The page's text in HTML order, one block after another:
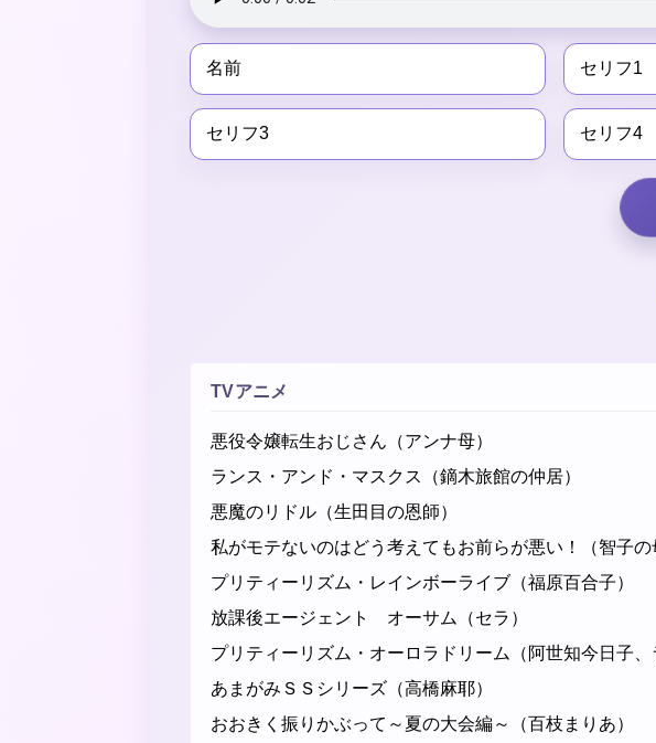
名前 セリフ1
セリフ3 セリフ4
TVアニメ
悪役令嬢転生おじさん（アンナ母）
ランス・アンド・マスクス（鏑木旅館の仲居）
悪魔のリドル（生田目の恩師）
私がモテないのはどう考えてもお前らが悪い！（智子の
プリティーリズム・レインボーライブ（福原百合子）
放課後エージェント オーサム（セラ）
プリティーリズム・オーロラドリーム（阿世知今日子、
あまがみＳＳシリーズ（高橋麻耶）
おおきく振りかぶって～夏の大会編～（百枝まりあ）